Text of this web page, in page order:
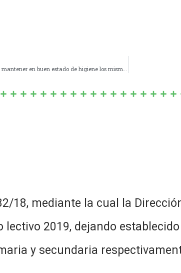
mediante la cual la Dirección
2019, dejando
y secundaria